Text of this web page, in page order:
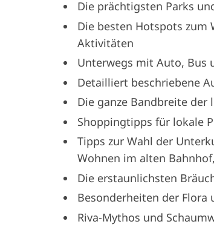
Die prächtigsten Parks
Die besten Hotspots zum
Aktivitäten
Unterwegs mit Auto, Bus
Detailliert beschriebene
Die ganze Bandbreite der
Shoppingtipps für lokale
Tipps zur Wahl der
Wohnen im alten
Die erstaunlichsten
Besonderheiten der Flora
Riva-Mythos und